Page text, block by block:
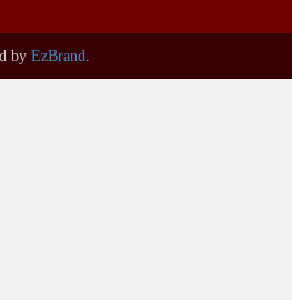
by EzBrand.